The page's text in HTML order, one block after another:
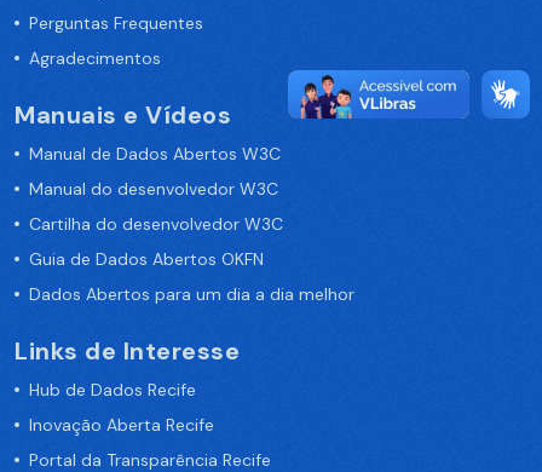
Perguntas Frequentes
Agradecimentos
Manuais e Vídeos
Manual de Dados Abertos W3C
Manual do desenvolvedor W3C
Cartilha do desenvolvedor W3C
Guia de Dados Abertos OKFN
Dados Abertos para um dia a dia melhor
Links de Interesse
Hub de Dados Recife
Inovação Aberta Recife
Portal da Transparência Recife